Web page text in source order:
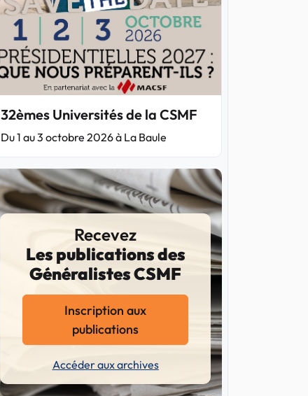
32èmes Universités de la CSMF
Du 1 au 3 octobre 2026 à La Baule
Recevez
Les publications des
Généralistes CSMF
Inscription aux
publications
Accéder aux archives